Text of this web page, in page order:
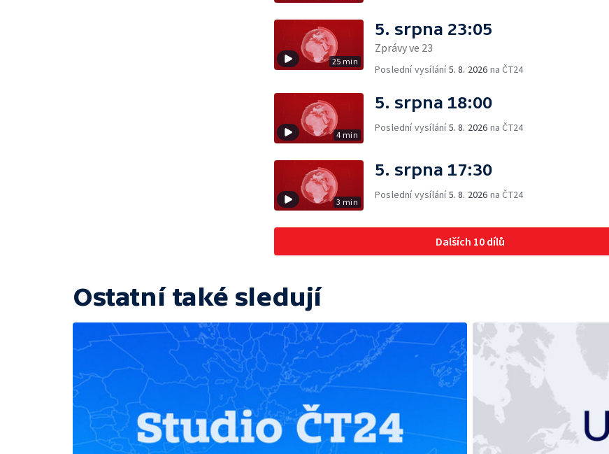
25 min
5. srpna 23:05
Zprávy ve 23
Poslední vysílání5. 8. 2026 na ČT24
4 min
5. srpna 18:00
Poslední vysílání5. 8. 2026 na ČT24
3 min
5. srpna 17:30
Poslední vysílání5. 8. 2026 na ČT24
Dalších 10 dílů
Ostatní také sledují